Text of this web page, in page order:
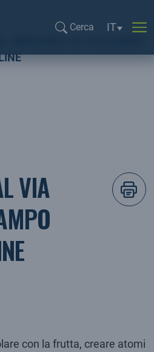
Cerca
IT
VIA
con la frutta, creare atomi